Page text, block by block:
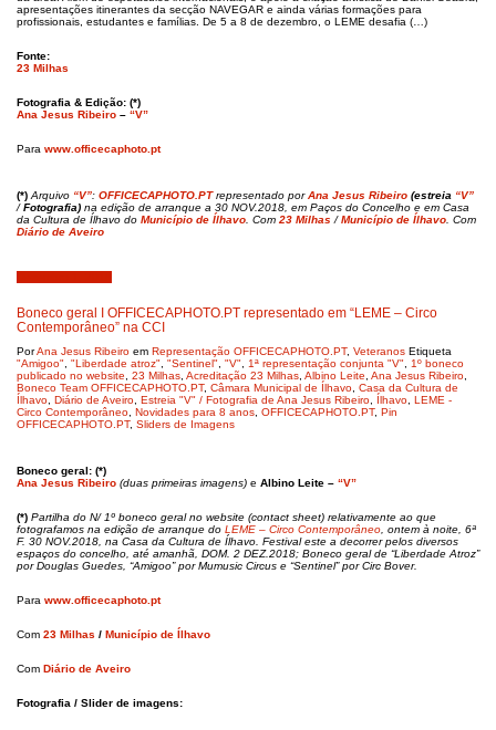
apresentações itinerantes da secção NAVEGAR e ainda várias formações para
profissionais, estudantes e famílias. De 5 a 8 de dezembro, o LEME desafia (…)
Fonte:
23 Milhas
Fotografia & Edição: (*)
Ana Jesus Ribeiro – “V”
Para www.officecaphoto.pt
(*) Arquivo “V”: OFFICECAPHOTO.PT representado porAna Jesus Ribeiro (estreia “V”
/Fotografia) na edição de arranque a 30 NOV.2018, em Paços do Concelho e em Casa
da Cultura de Ílhavo do Município de Ílhavo Com 23 Milhas /Município de Ílhavo . Com
Diário de Aveiro
Boneco geral I OFFICECAPHOTO.PT representado em “LEME – Circo
Contemporâneo” na CCI
PorAna Jesus Ribeiro em Representação OFFICECAPHOTO.PT, Veteranos Etiqueta
"Amigoo" "Liberdade atroz" "Sentinel" "V" 1ª representação conjunta "V"
1º boneco
publicado no website
23 Milhas Acreditação 23 Milhas Albino Leite Ana Jesus Ribeiro
Boneco Team OFFICECAPHOTO.PT, Câmara Municipal de Ílhavo Casa da Cultura de
Ílhavo Diário de Aveiro Estreia "V" / Fotografia de Ana Jesus Ribeiro Ílhavo LEME -
Circo Contemporâneo Novidades para 8 anos OFFICECAPHOTO.PT, Pin
OFFICECAPHOTO.PT, Sliders de Imagens
Boneco geral: (*)
Ana Jesus Ribeiro (duas primeiras imagens) e Albino Leite – “V”
(*) Partilha do N/ 1º boneco geral no website (contact sheet) relativamente ao que
fotografamos na edição de arranque do LEME – Circo Contemporâneo , ontem à noite, 6ª
F. 30 NOV.2018, na Casa da Cultura de Ílhavo. Festival este a decorrer pelos diversos
espaços do concelho, até amanhã, DOM. 2 DEZ.2018; Boneco geral de “Liberdade Atroz”
por Douglas Guedes, “Amigoo” por Mumusic Circus e “Sentinel” por Circ Bover.
Para www.officecaphoto.pt
Com 23 Milhas / Município de Ílhavo
Com Diário de Aveiro
Fotografia / Slider de imagens: